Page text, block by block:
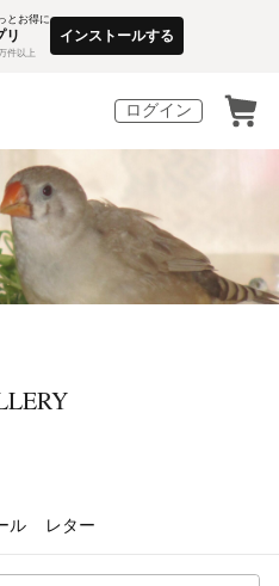
とお得に
リ
件以上
インストールする
ログイン
ル レター